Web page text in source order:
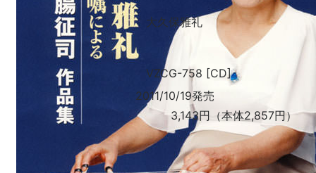
大久保雅礼
VZCG-758 [CD]
2011/10/19発売
3,143円（本体2,857円）